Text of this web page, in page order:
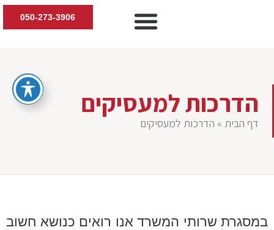
050-273-3906
הדרכות למעסיקים
דף הבית » הדרכות למעסיקים
במסגרת שרותי המשרד אנו רואים כנושא חשוב